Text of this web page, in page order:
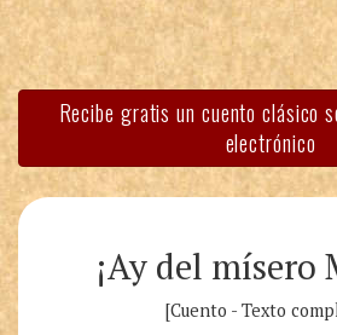
Recibe gratis un cuento clásico
electrónico
¡Ay del mísero
[Cuento - Texto